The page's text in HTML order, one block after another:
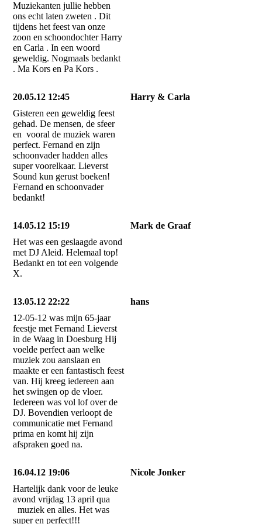
Muziekanten jullie hebben
ons echt laten zweten . Dit
tijdens het feest van onze
zoon en schoondochter Harry
en Carla . In een woord
geweldig. Nogmaals bedankt
. Ma Kors en Pa Kors .
20.05.12 12:45
Harry & Carla
Gisteren een geweldig feest
gehad. De mensen, de sfeer
en vooral de muziek waren
perfect. Fernand en zijn
schoonvader hadden alles
super voorelkaar. Lieverst
Sound kun gerust boeken!
Fernand en schoonvader
bedankt!
14.05.12 15:19
Mark de Graaf
Het was een geslaagde avond
met DJ Aleid. Helemaal top!
Bedankt en tot een volgende
X.
13.05.12 22:22
hans
12-05-12 was mijn 65-jaar
feestje met Fernand Lieverst
in de Waag in Doesburg Hij
voelde perfect aan welke
muziek zou aanslaan en
maakte er een fantastisch feest
van. Hij kreeg iedereen aan
het swingen op de vloer.
Iedereen was vol lof over de
DJ. Bovendien verloopt de
communicatie met Fernand
prima en komt hij zijn
afspraken goed na.
16.04.12 19:06
Nicole Jonker
Hartelijk dank voor de leuke
avond vrijdag 13 april qua
muziek en alles. Het was
super en perfect!!!